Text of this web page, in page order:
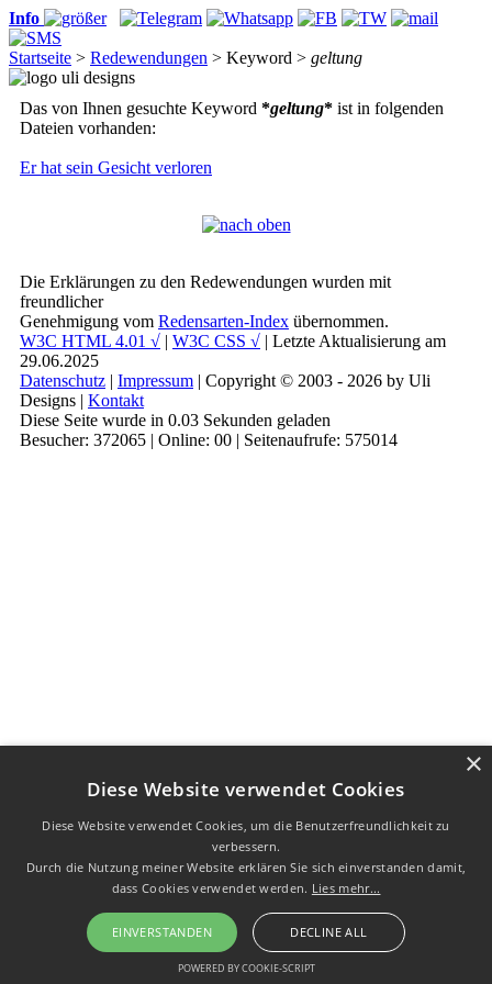
Info
Startseite > Redewendungen > Keyword > geltung
Das von Ihnen gesuchte Keyword *geltung* ist in folgenden
Dateien vorhanden:
Er hat sein Gesicht verloren
Die Erklärungen zu den Redewendungen wurden mit
freundlicher
Genehmigung vom Redensarten-Index übernommen.
W3C HTML 4.01 √ | W3C CSS √ | Letzte Aktualisierung am
29.06.2025
Datenschutz | Impressum | Copyright © 2003 - 2026 by Uli
Designs | Kontakt
Diese Seite wurde in 0.03 Sekunden geladen
Besucher: 372065 | Online: 00 | Seitenaufrufe: 575014
Diese Website verwendet Cookies
Diese Website verwendet Cookies, um die Benutzerfreundlichkeit zu
verbessern.
Durch die Nutzung meiner Website erklären Sie sich einverstanden damit,
dass Cookies verwendet werden. Lies mehr...
EINVERSTANDEN DECLINE ALL
POWERED BY COOKIE-SCRIPT
×